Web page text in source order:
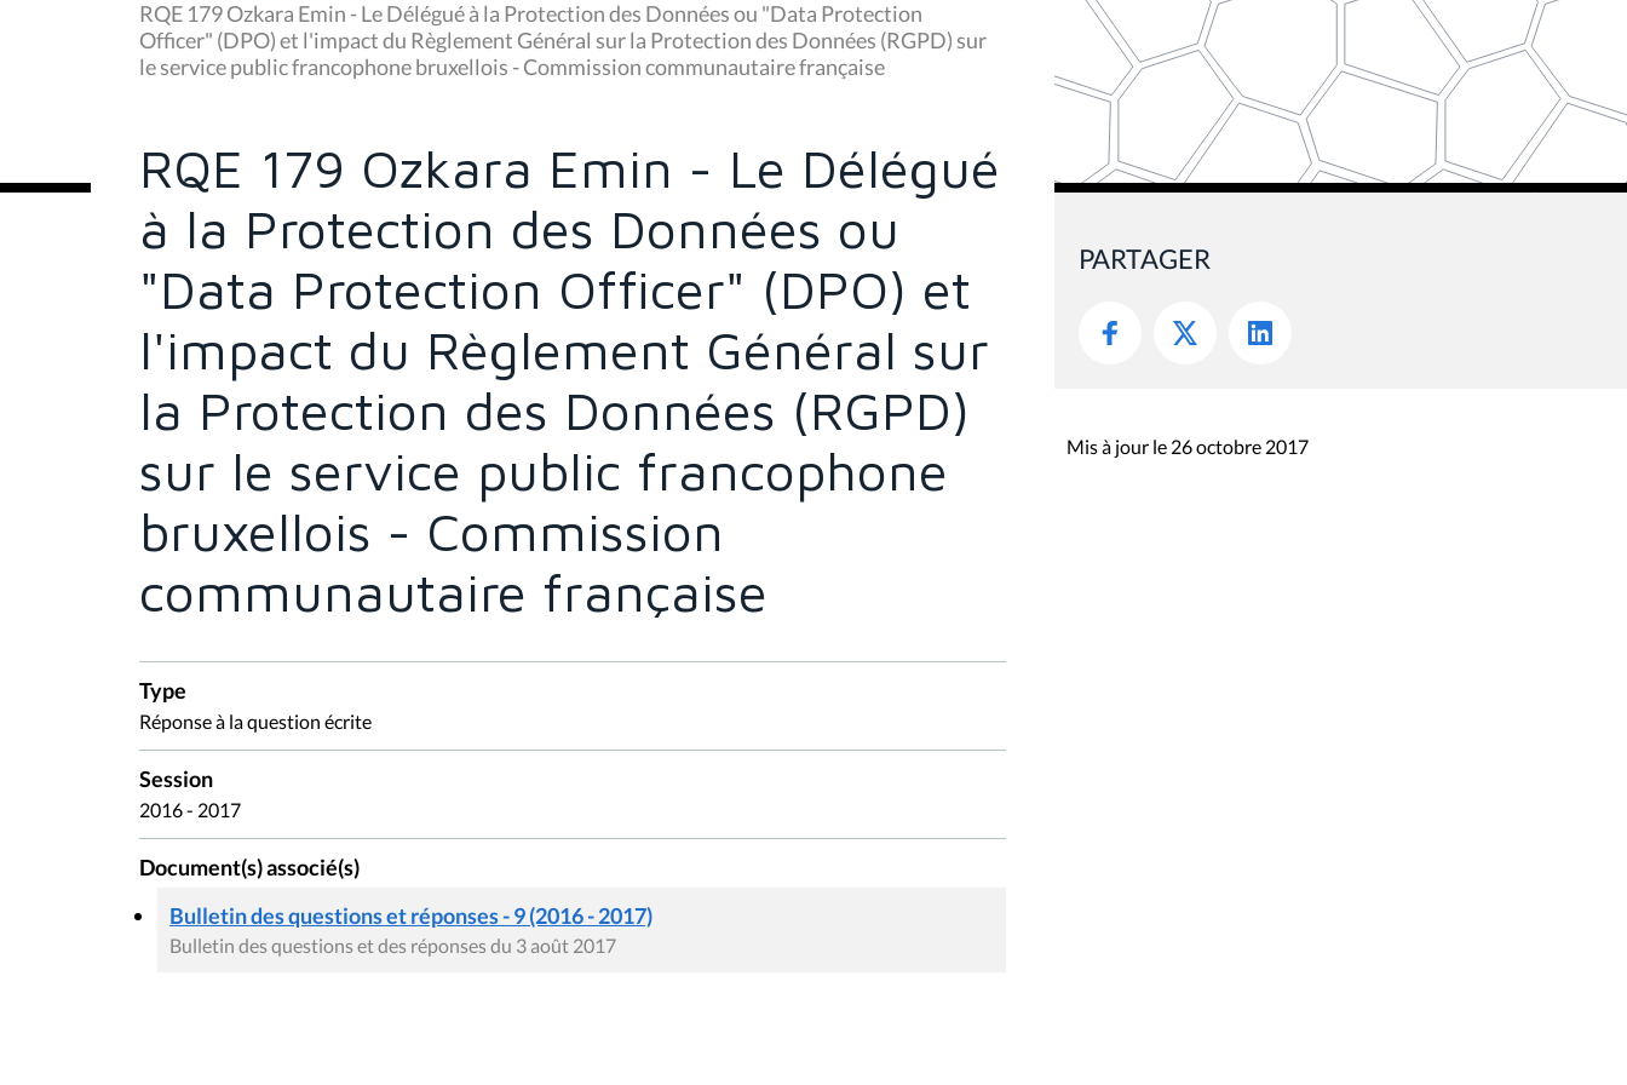
u
s
ê
RQE 179 Ozkara Emin - Le Délégué à la Protection des Données ou "Data Protection
Officer" (DPO) et l'impact du Règlement Général sur la Protection des Données (RGPD) sur
le service public francophone bruxellois - Commission communautaire française
RQE 179 Ozkara Emin - Le Délégué
à la Protection des Données ou
"Data Protection Officer" (DPO) et
l'impact du Règlement Général sur
la Protection des Données (RGPD)
sur le service public francophone
bruxellois - Commission
communautaire française
Type
Réponse à la question écrite
Session
2016 - 2017
Document(s) associé(s)
Bulletin des questions et réponses - 9 (2016 - 2017)
Bulletin des questions et des réponses du 3 août 2017
PARTAGER
Mis à jour le 26 octobre 2017